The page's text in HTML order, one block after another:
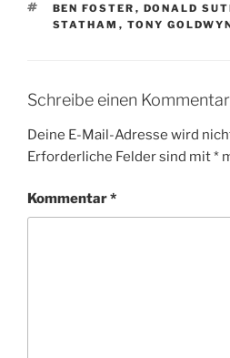
SCHLAGWÖRTER
BEN FOSTER , DONALD
STATHAM , TONY
Schreibe einen Kommentar
Deine E-Mail-Adresse wird
Erforderliche Felder sind mit*
Kommentar*